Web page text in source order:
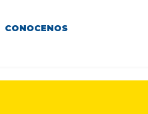
CONOCENOS